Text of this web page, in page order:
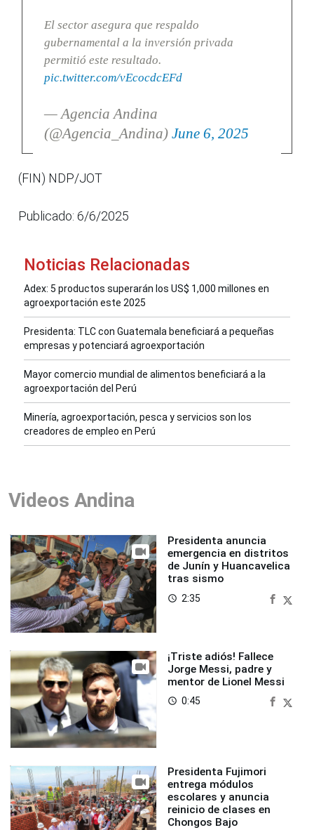
El sector asegura que respaldo
gubernamental a la inversión privada
permitió este resultado.
pic.twitter.com/vEcocdcEFd
— Agencia Andina
(@Agencia_Andina) June 6, 2025
(FIN) NDP/JOT
Publicado: 6/6/2025
Noticias Relacionadas
Adex: 5 productos superarán los US$ 1,000 millones en
agroexportación este 2025
Presidenta: TLC con Guatemala beneficiará a pequeñas
empresas y potenciará agroexportación
Mayor comercio mundial de alimentos beneficiará a la
agroexportación del Perú
Minería, agroexportación, pesca y servicios son los
creadores de empleo en Perú
Videos Andina
Presidenta anuncia
emergencia en distritos
de Junín y Huancavelica
tras sismo
access_time 2:35
¡Triste adiós! Fallece
Jorge Messi, padre y
mentor de Lionel Messi
access_time 0:45
Presidenta Fujimori
entrega módulos
escolares y anuncia
reinicio de clases en
Chongos Bajo